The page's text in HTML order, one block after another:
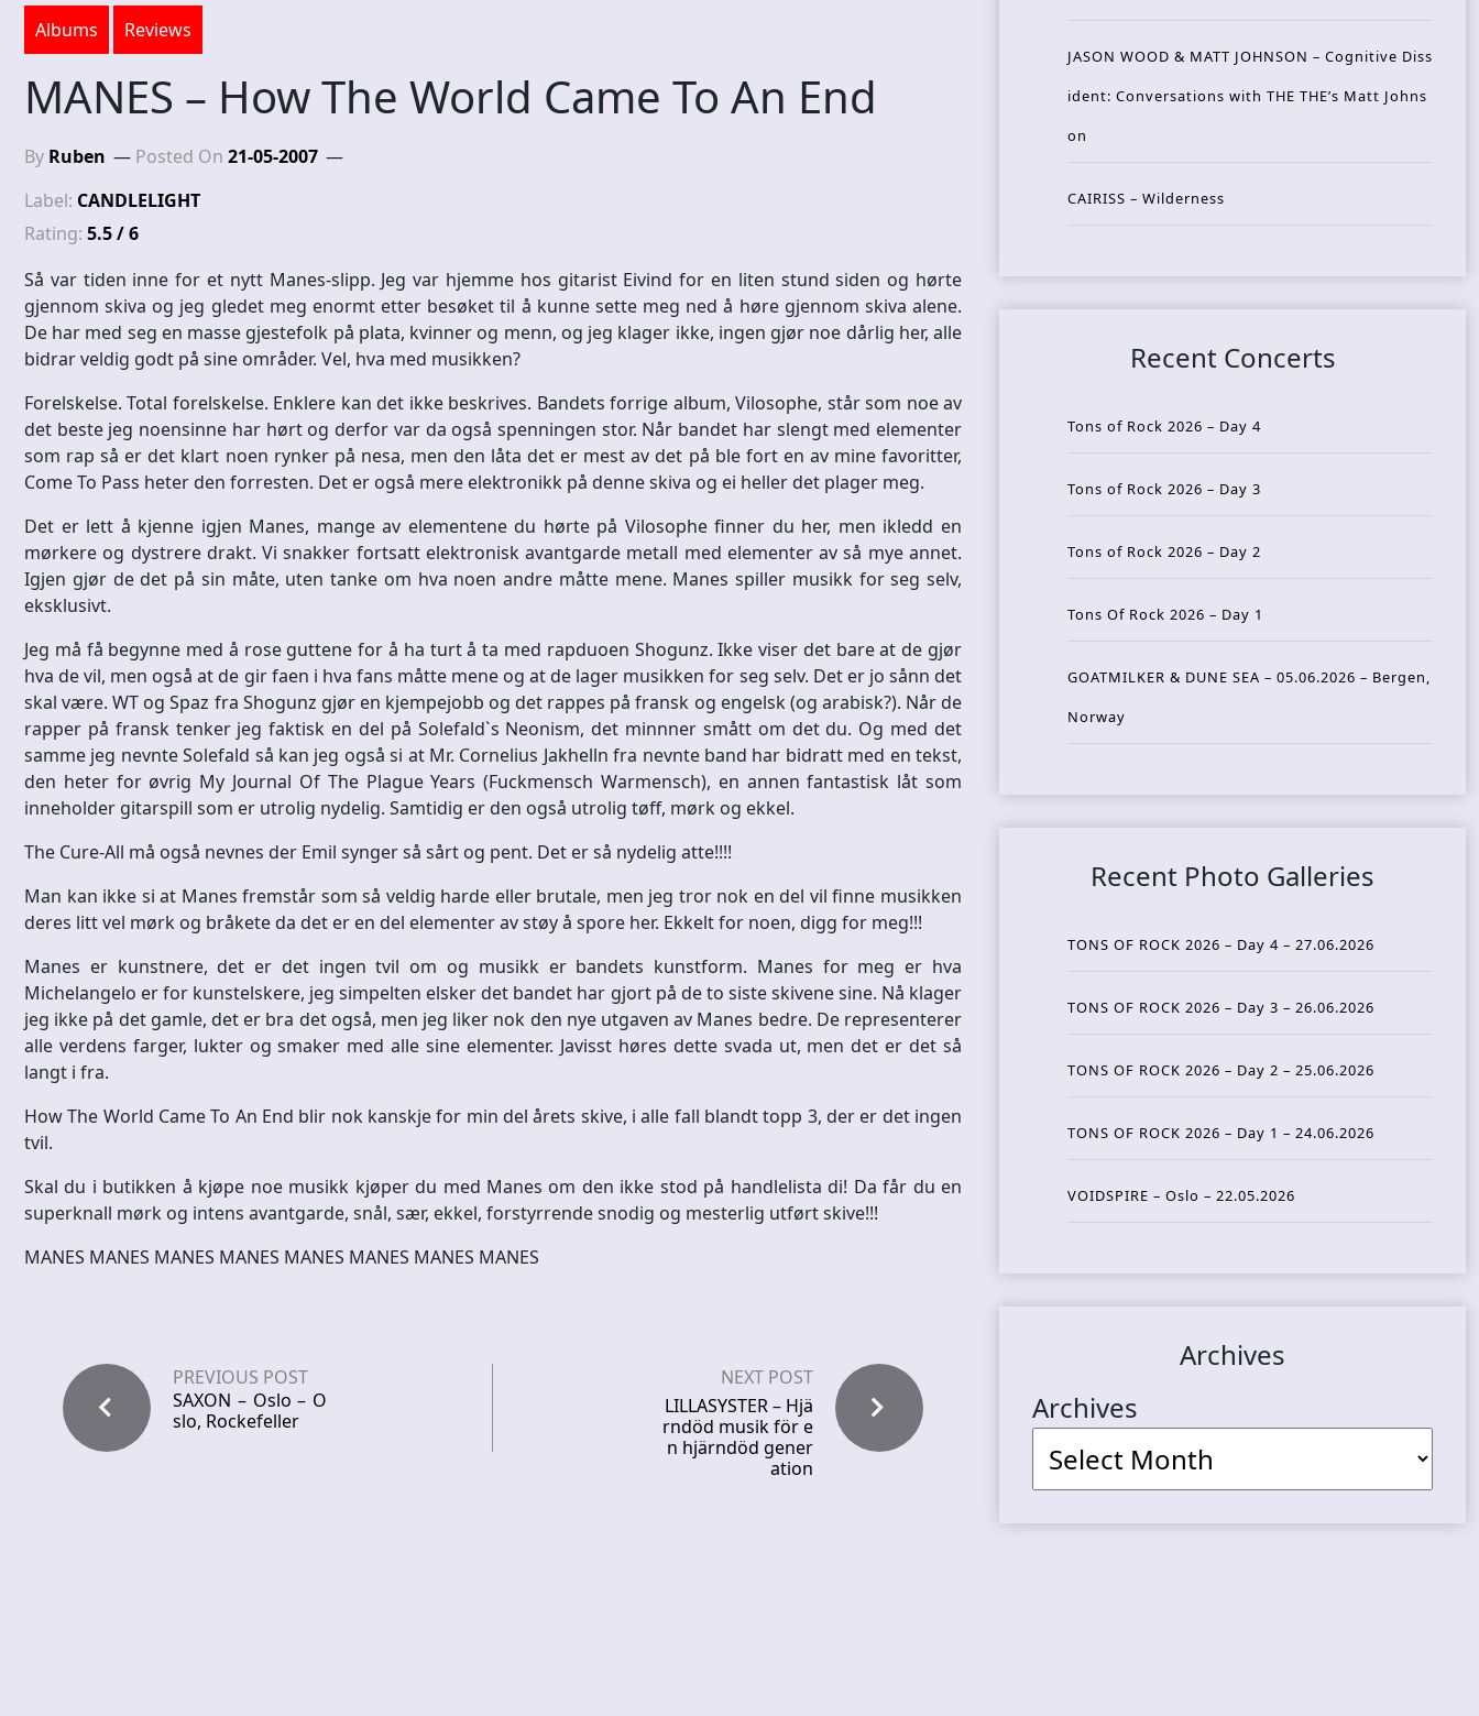
Albums Reviews
MANES – How The World Came To An End
By Ruben Posted On 21-05-2007
Label: CANDLELIGHT
Rating: 5.5 / 6
Så var tiden inne for et nytt Manes-slipp. Jeg var hjemme hos gitarist Eivind for en liten stund siden og hørte
gjennom skiva og jeg gledet meg enormt etter besøket til å kunne sette meg ned å høre gjennom skiva alene.
De har med seg en masse gjestefolk på plata, kvinner og menn, og jeg klager ikke, ingen gjør noe dårlig her, alle
bidrar veldig godt på sine områder. Vel, hva med musikken?
Forelskelse. Total forelskelse. Enklere kan det ikke beskrives. Bandets forrige album, Vilosophe, står som noe av
det beste jeg noensinne har hørt og derfor var da også spenningen stor. Når bandet har slengt med elementer
som rap så er det klart noen rynker på nesa, men den låta det er mest av det på ble fort en av mine favoritter,
Come To Pass heter den forresten. Det er også mere elektronikk på denne skiva og ei heller det plager meg.
Det er lett å kjenne igjen Manes, mange av elementene du hørte på Vilosophe finner du her, men ikledd en
mørkere og dystrere drakt. Vi snakker fortsatt elektronisk avantgarde metall med elementer av så mye annet.
Igjen gjør de det på sin måte, uten tanke om hva noen andre måtte mene. Manes spiller musikk for seg selv,
eksklusivt.
Jeg må få begynne med å rose guttene for å ha turt å ta med rapduoen Shogunz. Ikke viser det bare at de gjør
hva de vil, men også at de gir faen i hva fans måtte mene og at de lager musikken for seg selv. Det er jo sånn det
skal være. WT og Spaz fra Shogunz gjør en kjempejobb og det rappes på fransk og engelsk (og arabisk?). Når de
rapper på fransk tenker jeg faktisk en del på Solefald`s Neonism, det minnner smått om det du. Og med det
samme jeg nevnte Solefald så kan jeg også si at Mr. Cornelius Jakhelln fra nevnte band har bidratt med en tekst,
den heter for øvrig My Journal Of The Plague Years (Fuckmensch Warmensch), en annen fantastisk låt som
inneholder gitarspill som er utrolig nydelig. Samtidig er den også utrolig tøff, mørk og ekkel.
The Cure-All må også nevnes der Emil synger så sårt og pent. Det er så nydelig atte!!!!
Man kan ikke si at Manes fremstår som så veldig harde eller brutale, men jeg tror nok en del vil finne musikken
deres litt vel mørk og bråkete da det er en del elementer av støy å spore her. Ekkelt for noen, digg for meg!!!
Manes er kunstnere, det er det ingen tvil om og musikk er bandets kunstform. Manes for meg er hva
Michelangelo er for kunstelskere, jeg simpelten elsker det bandet har gjort på de to siste skivene sine. Nå klager
jeg ikke på det gamle, det er bra det også, men jeg liker nok den nye utgaven av Manes bedre. De representerer
alle verdens farger, lukter og smaker med alle sine elementer. Javisst høres dette svada ut, men det er det så
langt i fra.
How The World Came To An End blir nok kanskje for min del årets skive, i alle fall blandt topp 3, der er det ingen
tvil.
Skal du i butikken å kjøpe noe musikk kjøper du med Manes om den ikke stod på handlelista di! Da får du en
superknall mørk og intens avantgarde, snål, sær, ekkel, forstyrrende snodig og mesterlig utført skive!!!
MANES MANES MANES MANES MANES MANES MANES MANES
PREVIOUS POST
SAXON – Oslo – O
slo, Rockefeller
NEXT POST
LILLASYSTER – Hjä
rndöd musik för e
n hjärndöd gener
ation
JASON WOOD & MATT JOHNSON – Cognitive Diss
ident: Conversations with THE THE’s Matt Johns
on
CAIRISS – Wilderness
Recent Concerts
Tons of Rock 2026 – Day 4
Tons of Rock 2026 – Day 3
Tons of Rock 2026 – Day 2
Tons Of Rock 2026 – Day 1
GOATMILKER & DUNE SEA – 05.06.2026 – Bergen,
Norway
Recent Photo Galleries
TONS OF ROCK 2026 – Day 4 – 27.06.2026
TONS OF ROCK 2026 – Day 3 – 26.06.2026
TONS OF ROCK 2026 – Day 2 – 25.06.2026
TONS OF ROCK 2026 – Day 1 – 24.06.2026
VOIDSPIRE – Oslo – 22.05.2026
Archives
Archives